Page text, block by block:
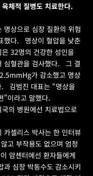
체적 질병도 치료한다.
명상으로 심장 질환의 위험
다.   명상이 혈압을 낮춘
32명의 건강한 성인을
혈관을 검사했다.   그 결
가 감소했고 명상
김범진 대표는 “명상을
”이라고 말했다.
의 병원에선 치료법으로
카셀리스 박사는 한 인터뷰
고 부작용도 없으며 엄청
암센터에선 환자들에게
과 심장 박동수도 감소시키